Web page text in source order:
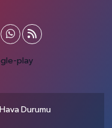
Hava Durumu